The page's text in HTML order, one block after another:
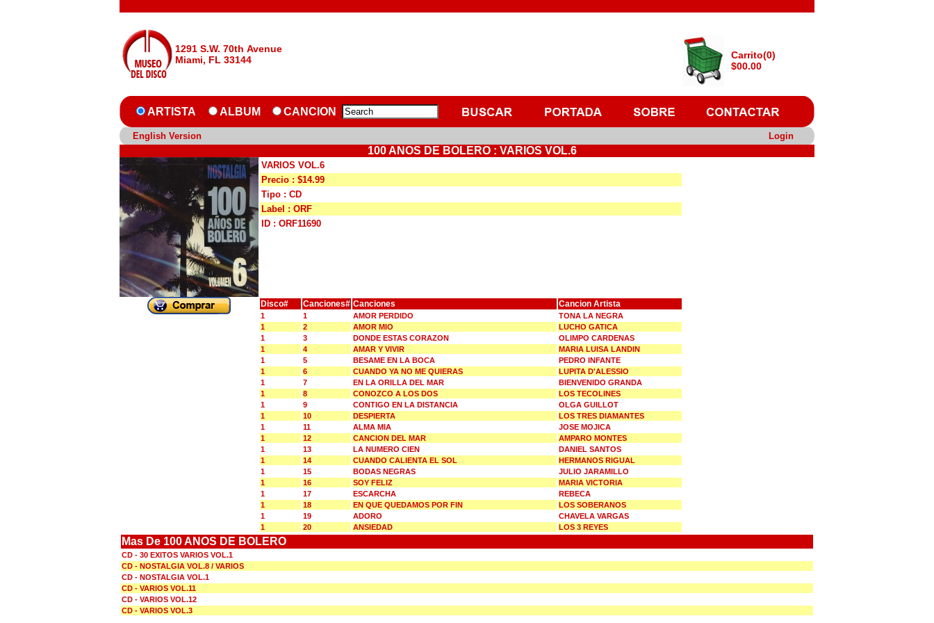
1291 S.W. 70th Avenue
Miami, FL 33144
Carrito(0)
$00.00
ARTISTA ALBUM CANCION
English Version Login
100 ANOS DE BOLERO : VARIOS VOL.6
VARIOS VOL.6
Precio : $14.99
Tipo : CD
Label : ORF
ID : ORF11690
Disco# Canciones# Canciones Cancion Artista
1 1 AMOR PERDIDO
TONA LA NEGRA
1
2 AMOR MIO
LUCHO GATICA
1
3 DONDE ESTAS CORAZON
OLIMPO CARDENAS
1
4 AMAR Y VIVIR
MARIA LUISA LANDIN
1
5 BESAME EN LA BOCA
PEDRO INFANTE
1
6 CUANDO YA NO ME QUIERAS
LUPITA D'ALESSIO
1
7 EN LA ORILLA DEL MAR
BIENVENIDO GRANDA
1
8 CONOZCO A LOS DOS
LOS TECOLINES
1
9 CONTIGO EN LA DISTANCIA
OLGA GUILLOT
1
10 DESPIERTA
LOS TRES DIAMANTES
1
11 ALMA MIA
JOSE MOJICA
1
12 CANCION DEL MAR
AMPARO MONTES
1
13 LA NUMERO CIEN
DANIEL SANTOS
1
14 CUANDO CALIENTA EL SOL
HERMANOS RIGUAL
1
15 BODAS NEGRAS
JULIO JARAMILLO
1
16 SOY FELIZ
MARIA VICTORIA
1
17 ESCARCHA
REBECA
1
18 EN QUE QUEDAMOS POR FIN
LOS SOBERANOS
1
19 ADORO
CHAVELA VARGAS
1
20 ANSIEDAD LOS 3 REYES
Mas De 100 ANOS DE BOLERO
CD - 30 EXITOS VARIOS VOL.1
CD - NOSTALGIA VOL.8 / VARIOS
CD - NOSTALGIA VOL.1
CD - VARIOS VOL.11
CD - VARIOS VOL.12
CD - VARIOS VOL.3